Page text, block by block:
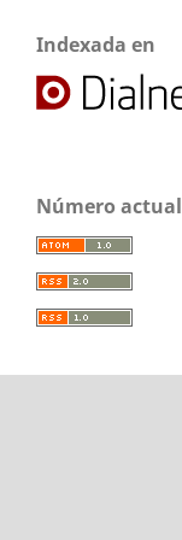
Indexada en
Número actual